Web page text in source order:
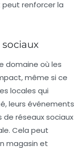
renforcer la
sociaux
domaine où les
même si ce
locales qui
leurs événements
de réseaux sociaux
Cela peut
magasin et